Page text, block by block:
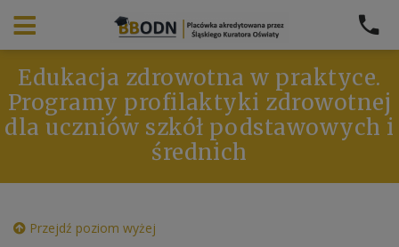
Edukacja zdrowotna w praktyce.
Programy profilaktyki zdrowotnej
dla uczniów szkół podstawowych i
średnich
Przejdź poziom wyżej